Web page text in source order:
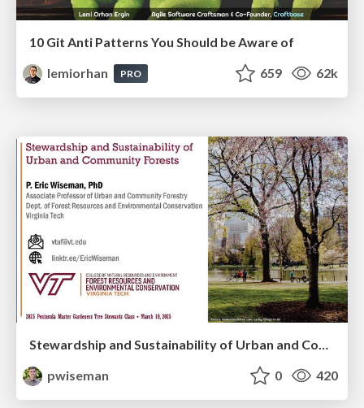
10 Git Anti Patterns You Should be Aware of
lemiorhan
PRO 659 62k
Stewardship and Sustainability of Urban and Community Forests
pwiseman
0 420